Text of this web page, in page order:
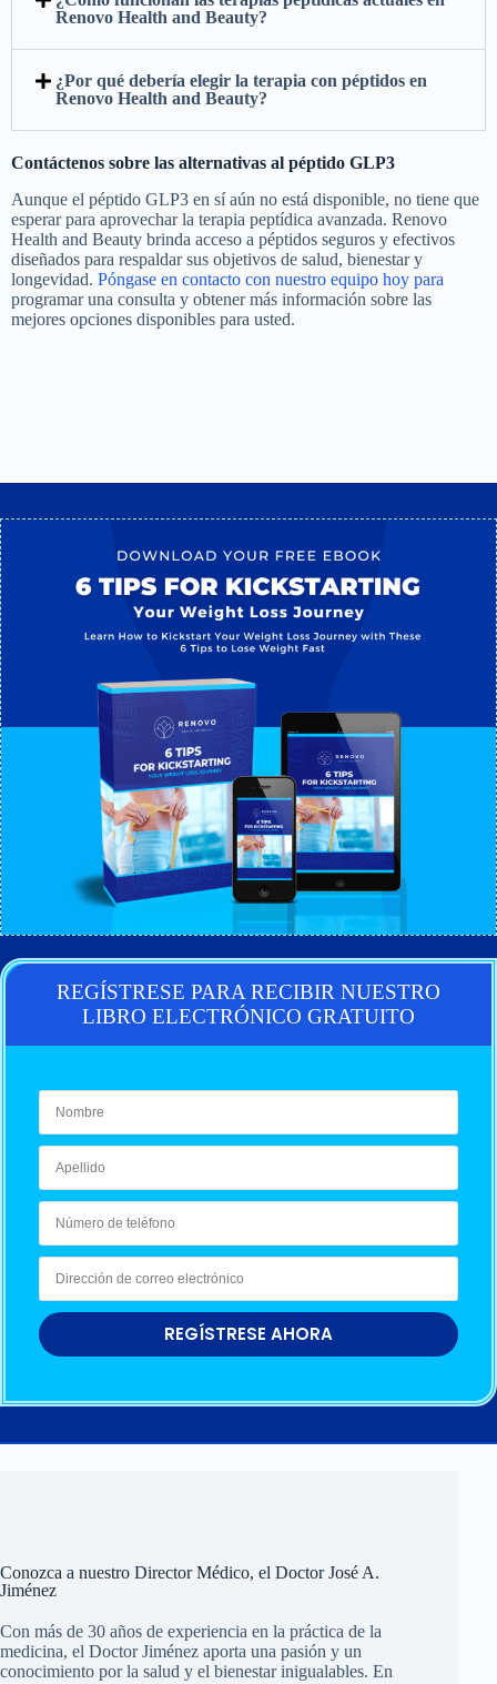
Renovo Health and Beauty?
¿Por qué debería elegir la terapia con péptidos en
Renovo Health and Beauty?
Contáctenos sobre las alternativas al péptido GLP3
Aunque el péptido GLP3 en sí aún no está disponible, no tiene que
esperar para aprovechar la terapia peptídica avanzada. Renovo
Health and Beauty brinda acceso a péptidos seguros y efectivos
diseñados para respaldar sus objetivos de salud, bienestar y
longevidad. Póngase en contacto con nuestro equipo hoy para
programar una consulta y obtener más información sobre las
mejores opciones disponibles para usted.
REGÍSTRESE PARA RECIBIR NUESTRO
LIBRO ELECTRÓNICO GRATUITO
REGÍSTRESE AHORA
Conozca a nuestro Director Médico, el Doctor José A.
Jiménez
Con más de 30 años de experiencia en la práctica de la
medicina, el Doctor Jiménez aporta una pasión y un
conocimiento por la salud y el bienestar inigualables. En